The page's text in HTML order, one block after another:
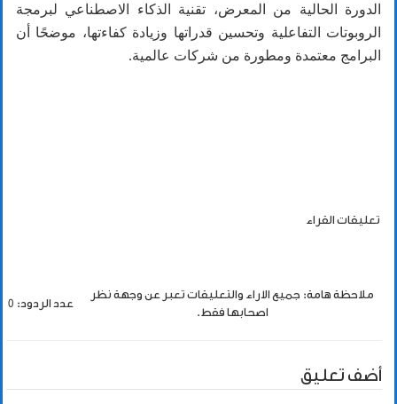
الدورة الحالية من المعرض، تقنية الذكاء الاصطناعي لبرمجة
الروبوتات التفاعلية وتحسين قدراتها وزيادة كفاءتها، موضحًا أن
البرامج معتمدة ومطورة من شركات عالمية.
تعليقات القراء
ملاحظة هامة: جميع الاراء والتعليقات تعبر عن وجهة نظر
اصحابها فقط.
عدد الردود: 0
أضف تعليق